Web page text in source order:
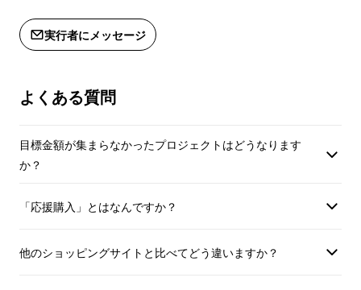
天神祭の始まりは平安時代中頃 大阪天満宮が
た、鉾流神事が斎行されたのが始まりと伝えら
鉾流神事とは、神社の前の浜より神鉾を流し、
をお迎えする神事です。
でお出になられ、船に乗り大川を下り御旅所へ
実行者にメッセージ
よくある質問
目標金額が集まらなかったプロジェクトはどうなります
か？
「応援購入」とはなんですか？
他のショッピングサイトと比べてどう違いますか？